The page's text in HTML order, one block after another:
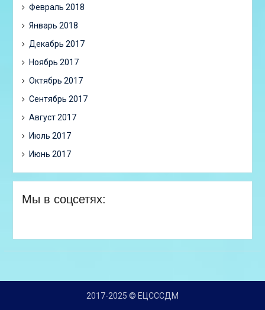
Февраль 2018
Январь 2018
Декабрь 2017
Ноябрь 2017
Октябрь 2017
Сентябрь 2017
Август 2017
Июль 2017
Июнь 2017
Мы в соцсетях:
2017-2025 © ЕЦСССДМ